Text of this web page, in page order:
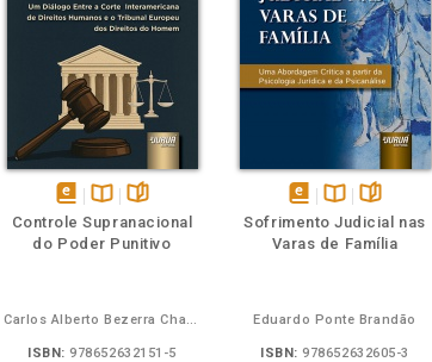
disponível
em
Disponível
na
páginas
Controle Supranacional
do Poder Punitivo
Carlos Alberto Bezerra Chagas
ISBN: 978652632151-5
disponível
em
Disponível
na
páginas
Sofrimento Judicial nas
Varas de Família
Eduardo Ponte Brandão
ISBN: 978652632605-3
Também